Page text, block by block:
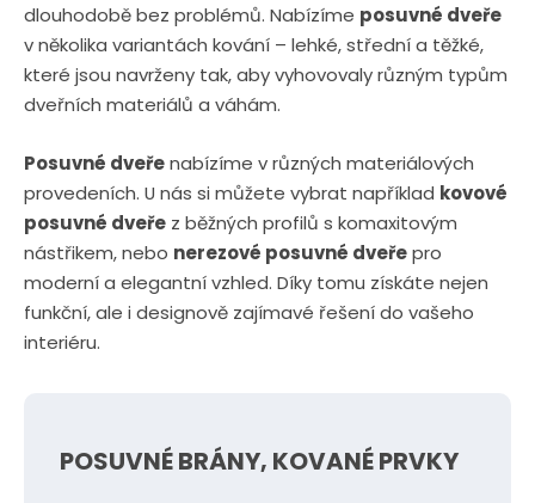
dlouhodobě bez problémů. Nabízíme posuvné dveře
v několika variantách kování – lehké, střední a těžké,
které jsou navrženy tak, aby vyhovovaly různým typům
dveřních materiálů a váhám.
Posuvné dveřenabízíme v různých materiálových
provedeních. U nás si můžete vybrat například kovové
posuvné dveřez běžných profilů s komaxitovým
nástřikem, nebo nerezové posuvné dveřepro
moderní a elegantní vzhled. Díky tomu získáte nejen
funkční, ale i designově zajímavé řešení do vašeho
interiéru.
POSUVNÉ BRÁNY, KOVANÉ PRVKY